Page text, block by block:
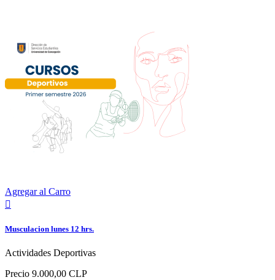
Agregar al Carro

Musculacion lunes 12 hrs.
Actividades Deportivas
Precio 9.000,00 CLP